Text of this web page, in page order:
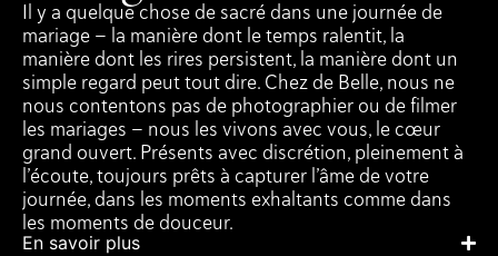
Il y a quelque chose de sacré dans une journée de
mariage — la manière dont le temps ralentit, la
manière dont les rires persistent, la manière dont un
simple regard peut tout dire. Chez de Belle, nous ne
nous contentons pas de photographier ou de filmer
les mariages — nous les vivons avec vous, le cœur
grand ouvert. Présents avec discrétion, pleinement à
l’écoute, toujours prêts à capturer l’âme de votre
journée, dans les moments exhaltants comme dans
les moments de douceur.
En savoir plus